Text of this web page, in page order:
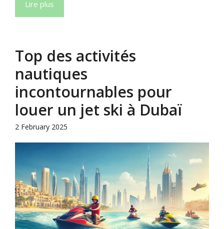
Lire plus
Top des activités
nautiques
incontournables pour
louer un jet ski à Dubaï
2 February 2025